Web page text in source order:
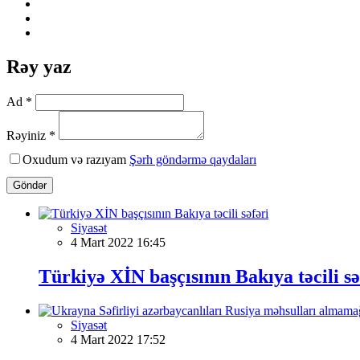
Rəy yaz
Ad *
Rəyiniz *
Oxudum və razıyam Şərh göndərmə qaydaları
Göndər
Siyasət
4 Mart 2022 16:45
Türkiyə XİN başçısının Bakıya təcili
Siyasət
4 Mart 2022 17:52